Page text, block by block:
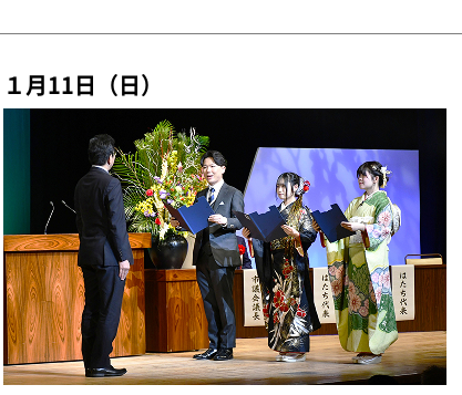
１月11日（日）